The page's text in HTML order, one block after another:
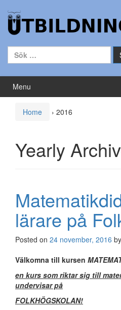
Sök efter:
Menu
Home › 2016
Yearly
lärare på
Posted on 24 november, 2016 by
Välkomna till kursen
en kurs som riktar sig till
undervisar på
FOLKHÖGSKOLAN!